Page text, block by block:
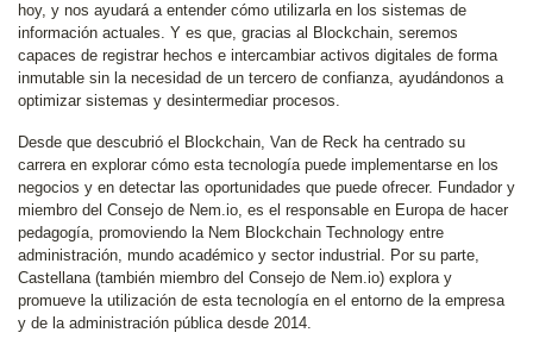
hoy, y nos ayudará a entender cómo utilizarla en los sistemas de
información actuales. Y es que, gracias al Blockchain, seremos
capaces de registrar hechos e intercambiar activos digitales de forma
inmutable sin la necesidad de un tercero de confianza, ayudándonos a
optimizar sistemas y desintermediar procesos.
Desde que descubrió el Blockchain, Van de Reck ha centrado su
carrera en explorar cómo esta tecnología puede implementarse en los
negocios y en detectar las oportunidades que puede ofrecer. Fundador y
miembro del Consejo de Nem.io, es el responsable en Europa de hacer
pedagogía, promoviendo la Nem Blockchain Technology entre
administración, mundo académico y sector industrial. Por su parte,
Castellana (también miembro del Consejo de Nem.io) explora y
promueve la utilización de esta tecnología en el entorno de la empresa
y de la administración pública desde 2014.